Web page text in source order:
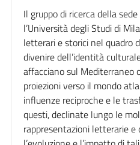
Il gruppo di ricerca della
l’Università degli Studi di
letterari e storici nel quadro
divenire dell’identità
affacciano sul Mediterraneo
proiezioni verso il mondo
influenze reciproche e le
questi, declinate lungo le
rappresentazioni letterarie e